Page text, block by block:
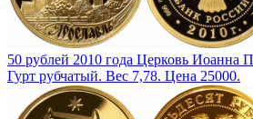
50 рублей 2010 года Церковь Иоанна
Гурт рубчатый. Вес 7,78. Цена 25000.